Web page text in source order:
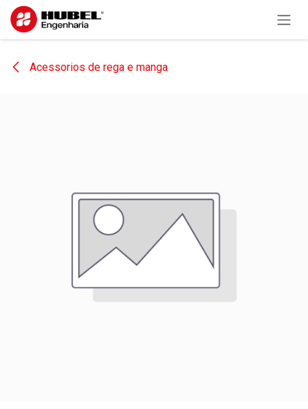
Pular para o conteúdo
Acessorios de rega e manga